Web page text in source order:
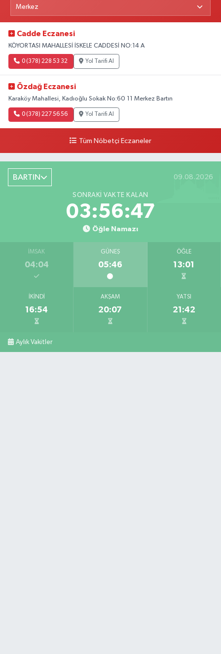
Cadde Eczanesi
KÖYORTASI MAHALLESİ İSKELE CADDESİ NO:14 A
0 (378) 228 53 32 Yol Tarifi Al
Özdağ Eczanesi
Karaköy Mahallesi, Kadıoğlu Sokak No:60 11 Merkez Bartın
0 (378) 227 56 56 Yol Tarifi Al
Tüm Nöbetçi Eczaneler
BARTIN 09.08.2026
SONRAKI VAKTE KALAN
03:56:46
Öğle Namazı
İMSAK
04:04
GÜNEŞ
05:46
ÖĞLE
13:01
İKINDI
16:54
AKŞAM
20:07
YATSI
21:42
Aylık Vakitler